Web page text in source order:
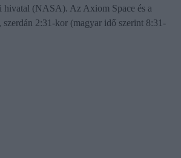
hivatal (NASA). Az Axiom Space és a
szerdán 2:31-kor (magyar idő szerint 8:31-